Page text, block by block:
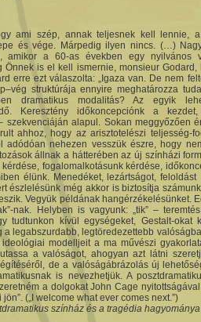
ami szép, annak teljesnek kell lennie,
és vége. Márpedig ilyen nincs. (…)
amikor a 60-as években egy nyilvános
Önnek is el kell ismernie, monsieur
erre ezt válaszolta: „Igaza van. De nem
struktúrája ennyire meghatározza
dramatikus modalitás? Az egyik
Keresztény időkoncepciónk a
szekvenciáján alapul. Sokan meggyőzően
ahhoz, hogy az arisztotelészi teljesség-
adódóan nehezen vesszük észre, hogy
állnak a hátterében az új színházi
fogalomalkotásunk kérdése,
élünk. Menedéket, lezártságot,
észlelésünk még akkor is biztosítja
Vegyük példának hangérzékelésünket.
nak. Helyben is vagyunk: „tik” –
tudtunkon kívül egységeket, Gestalt-okat
a legabszurdabb, legtöredezettebb
modelljeit a ma művészi
a valóságot, ahogyan azt látni
de a valóságábrázolás új
is nevezhetjük. A
a dolgokat John Cage
(„I welcome what ever comes next.”)
színház és a tragédia